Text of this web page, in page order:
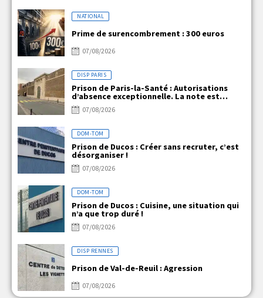
NATIONAL
Prime de surencombrement : 300 euros
07/08/2026
DISP PARIS
Prison de Paris-la-Santé : Autorisations
d’absence exceptionnelle. La note est
claire, mais la réalité ne l’est pas !
07/08/2026
DOM-TOM
Prison de Ducos : Créer sans recruter, c’est
désorganiser !
07/08/2026
DOM-TOM
Prison de Ducos : Cuisine, une situation qui
n’a que trop duré !
07/08/2026
DISP RENNES
Prison de Val-de-Reuil : Agression
07/08/2026